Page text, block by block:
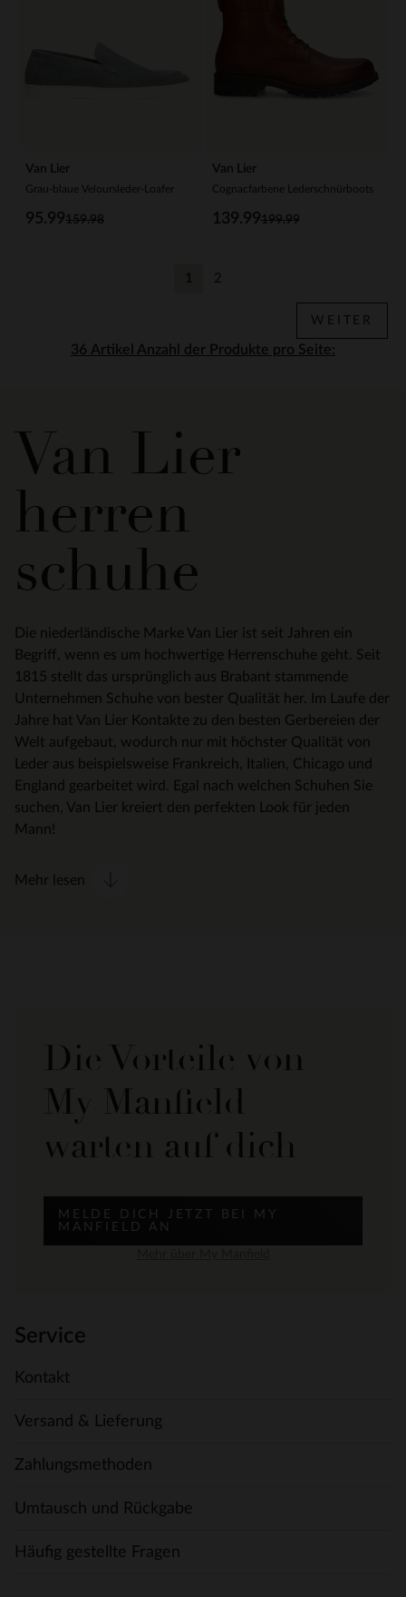
Van Lier
Grau-blaue Veloursleder-Loafer
159.98
95.99
Van Lier
Cognacfarbene Lederschnürboots
199.99
139.99
Anzahl der Produkte pro Seite:
1 2
WEITER
Van Lier
herren
schuhe
Die niederländische Marke Van Lier ist seit Jahren ein
Begriff, wenn es um hochwertige Herrenschuhe geht. Seit
1815 stellt das ursprünglich aus Brabant stammende
Unternehmen Schuhe von bester Qualität her. Im Laufe der
Jahre hat Van Lier Kontakte zu den besten Gerbereien der
Welt aufgebaut, wodurch nur mit höchster Qualität von
Leder aus beispielsweise Frankreich, Italien, Chicago und
England gearbeitet wird. Egal nach welchen Schuhen Sie
suchen, Van Lier kreiert den perfekten Look für jeden
Mann!
Mehr lesen
Die Vorteile von
My Manfield
warten auf dich
MELDE DICH JETZT BEI MY
MANFIELD AN
Service
Kontakt
Versand & Lieferung
Zahlungsmethoden
Umtausch und Rückgabe
Häufig gestellte Fragen